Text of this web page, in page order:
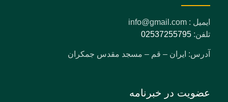
ایمیل : info@gmail.com
تلفن: 02537255795
آدرس: ایران – قم – مسجد مقدس جمکران
عضویت در خبرنامه